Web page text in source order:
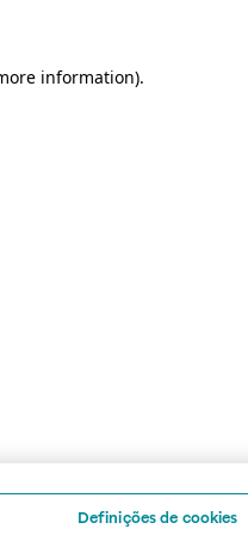
information).
Definições de cookies